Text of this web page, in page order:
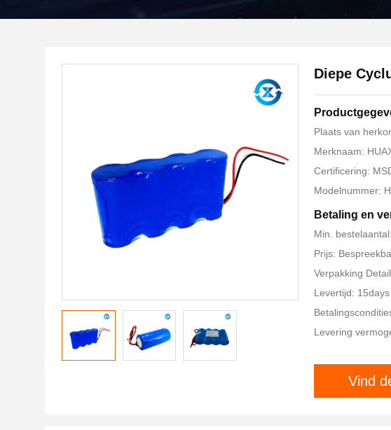
Diepe
Plaats van
Merknaam:
Certificering:
Modelnummer:
Betaling en
Min.
Prijs:
Verpakking
Levertijd: 15days
Levering
Vind